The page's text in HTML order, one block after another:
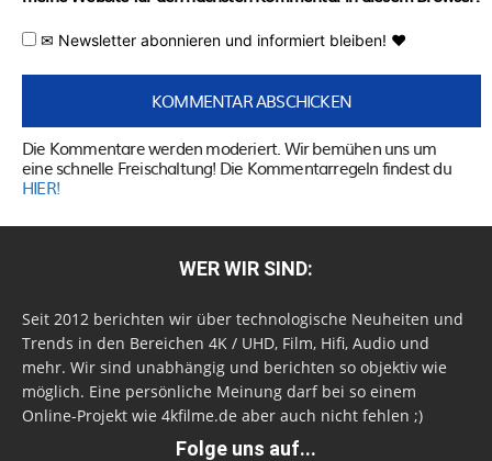
✉ Newsletter abonnieren und informiert bleiben! ♥
Die Kommentare werden moderiert. Wir bemühen uns um
eine schnelle Freischaltung! Die Kommentarregeln findest du
HIER!
WER WIR SIND:
Seit 2012 berichten wir über technologische Neuheiten und
Trends in den Bereichen 4K / UHD, Film, Hifi, Audio und
mehr. Wir sind unabhängig und berichten so objektiv wie
möglich. Eine persönliche Meinung darf bei so einem
Online-Projekt wie 4kfilme.de aber auch nicht fehlen ;)
Folge uns auf...